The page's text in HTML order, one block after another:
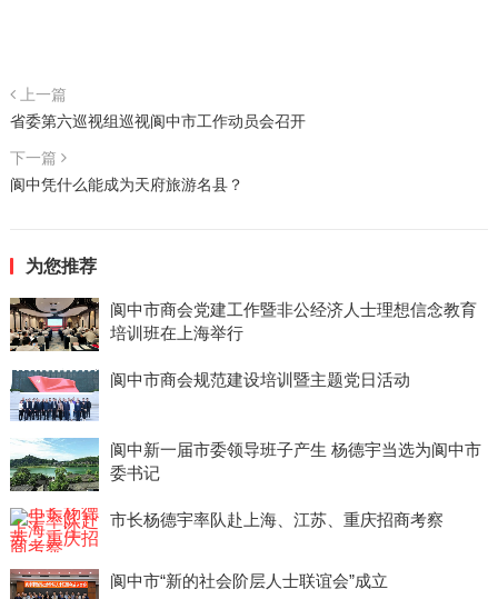
上一篇
省委第六巡视组巡视阆中市工作动员会召开
下一篇
阆中凭什么能成为天府旅游名县？
为您推荐
阆中市商会党建工作暨非公经济人士理想信念教育
培训班在上海举行
阆中市商会规范建设培训暨主题党日活动
阆中新一届市委领导班子产生 杨德宇当选为阆中市
委书记
市长杨德宇率队赴上海、江苏、重庆招商考察
阆中市“新的社会阶层人士联谊会”成立